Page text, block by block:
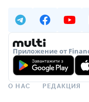
Приложение от
О НАС РЕДАКЦИЯ